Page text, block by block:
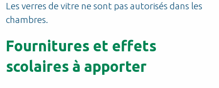
Les verres de vitre ne sont pas autorisés dans les
chambres.
Fournitures et effets
scolaires à apporter